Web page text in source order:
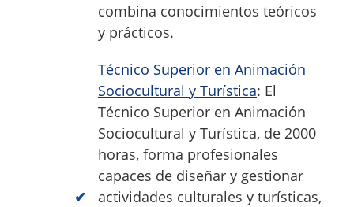
combina conocimientos teóricos
y prácticos.
Técnico Superior en Animación
Sociocultural y Turística: El
Técnico Superior en Animación
Sociocultural y Turística, de 2000
horas, forma profesionales
capaces de diseñar y gestionar
actividades culturales y turísticas,